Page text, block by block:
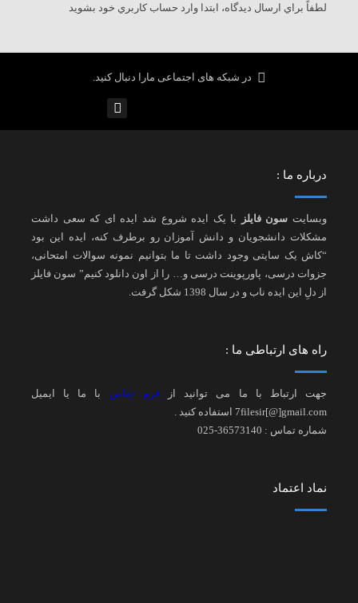
لطفاً براي ارسال دیدگاه، ابتدا وارد حساب كاربري خود بشويد
در شبکه های اجتماعی مارا دنبال کنید.
درباره ما :
وبسایت سون فایلز
با یک ایده شروع شد ایده ای که سعی داشت
مشکلات دانشجویان و دانش آموزان رو برطرف کنه، ایده این بود
“کاش یک سایتی وجود داشت تا ما بتوانیم نمونه سوالات امتحانی،
جزوات درسی، پاورپوینت درسی و… را از اون دانلود کنیم” سون فایلز
از دلِ این ایده ناب و در سال 1398 شکل گرفت.
راه های ارتباطی ما :
جهت ارتباط با ما می توانید ازفرم تماس با ما یا ایمیل
7filesir[@]gmail.com استفاده کنید .
شماره تماس : 36573140-025
نماد اعتماد